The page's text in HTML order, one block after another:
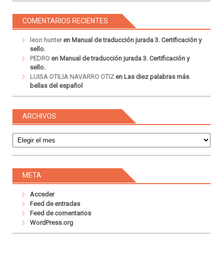
COMENTARIOS RECIENTES
leon hunteren Manual de traducción jurada 3. Certificación y
sello.
PEDRO en Manual de traducción jurada 3. Certificación y
sello.
LUISA OTILIA NAVARRO OTIZ en Las diez palabras más
bellas del español
ARCHIVOS
META
Acceder
Feed de entradas
Feed de comentarios
WordPress.org